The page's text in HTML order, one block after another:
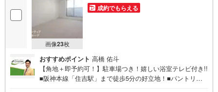
画像23枚
成約でもらえる
おすすめポイント 高橋 佑斗
【角地＋即予約可！】駐車場つき！嬉しい浴室テレビ付き!!
■阪神本線「住吉駅」まで徒歩5分の好立地！■パントリー